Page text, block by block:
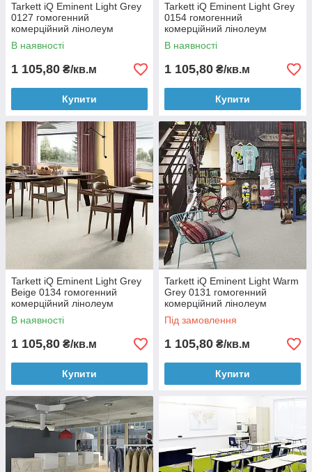
Tarkett iQ Eminent Light Grey
0127 гомогенний
комерційний лінолеум
В наявності
1 105,80 ₴/кв.м
Купити
Tarkett iQ Eminent Light Grey
0154 гомогенний
комерційний лінолеум
В наявності
1 105,80 ₴/кв.м
Купити
Tarkett iQ Eminent Light Grey
Beige 0134 гомогенний
комерційний лінолеум
В наявності
1 105,80 ₴/кв.м
Купити
Tarkett iQ Eminent Light Warm
Grey 0131 гомогенний
комерційний лінолеум
Під замовлення
1 105,80 ₴/кв.м
Купити